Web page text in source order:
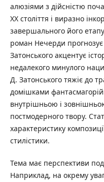
алюзіями з дійсністю
XX століття і виразно
завершального його
роман Нечерди
Затонського акцентує
недалекого минулого
Д. Затонського тяжіє до
домішками
внутрішньою і
постмодерного твору.
характеристику
стилістики.
Тема має перспективи
Наприклад, на окрему